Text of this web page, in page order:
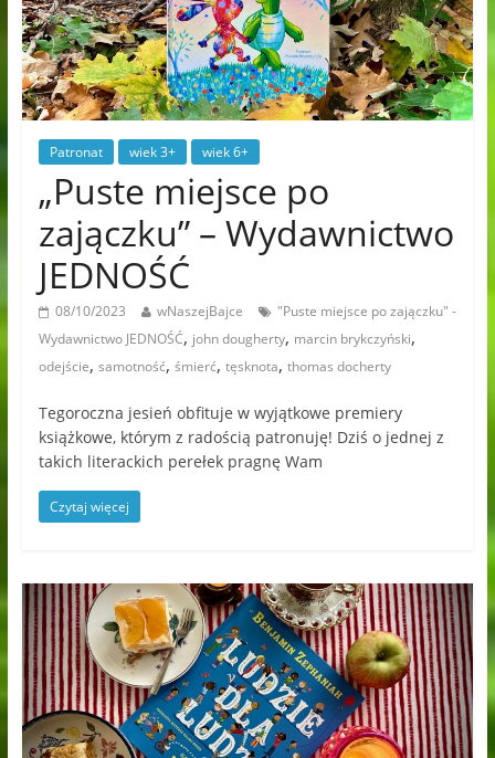
Patronat wiek 3+ wiek 6+
„Puste miejsce po
zajączku” – Wydawnictwo
JEDNOŚĆ
08/10/2023 wNaszejBajce
"Puste miejsce po zajączku" -
Wydawnictwo JEDNOŚĆ, john dougherty, marcin brykczyński,
odejście, samotność, śmierć, tęsknota, thomas docherty
Tegoroczna jesień obfituje w wyjątkowe premiery
książkowe, którym z radością patronuję! Dziś o jednej z
takich literackich perełek pragnę Wam
Czytaj więcej